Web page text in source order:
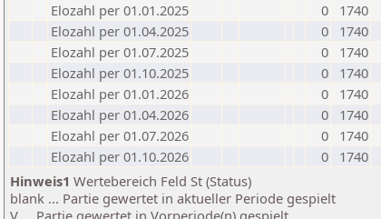
Elozahl per 01.01.2025
0
1740
Elozahl per 01.04.2025
0
1740
Elozahl per 01.07.2025
0
1740
Elozahl per 01.10.2025
0
1740
Elozahl per 01.01.2026
0
1740
Elozahl per 01.04.2026
0
1740
Elozahl per 01.07.2026
0
1740
Elozahl per 01.10.2026
0
1740
Hinweis1 Wertebereich Feld St (Status)
blank ... Partie gewertet in aktueller Periode gespielt
V ... Partie gewertet in Vorperiode(n) gespielt